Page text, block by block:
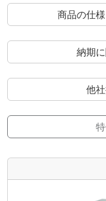
商品の仕
納期
他